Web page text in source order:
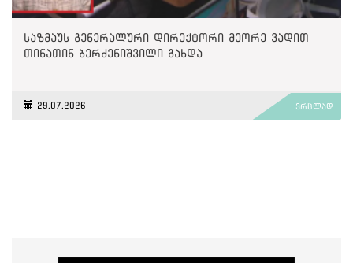
საზმაუს გენერალური დირექტორი მეორე ვადით
თინათინ ბერძენიშვილი გახდა
29.07.2026 ვრცლად